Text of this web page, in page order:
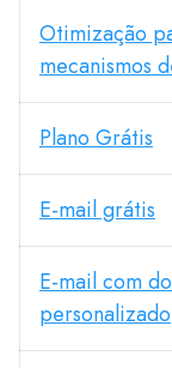
Otimização
mecanismos
Plano Grátis
E-mail grátis
E-mail com
personalizado